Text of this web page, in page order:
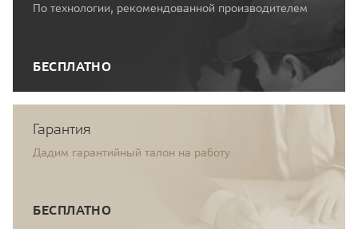
По технологии, рекомендованной производителем
БЕСПЛАТНО
Гарантия
Дадим гарантийный талон на работу
БЕСПЛАТНО